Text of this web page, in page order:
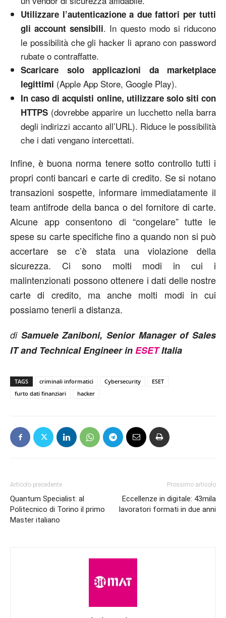
Utilizzare l’autenticazione a due fattori per tutti
gli account sensibili. In questo modo si riducono
le possibilità che gli hacker li aprano con password
rubate o contraffatte.
Scaricare solo applicazioni da marketplace
legittimi (Apple App Store, Google Play).
In caso di acquisti online, utilizzare solo siti con
HTTPS (dovrebbe apparire un lucchetto nella barra
degli indirizzi accanto all’URL). Riduce le possibilità
che i dati vengano intercettati.
Infine, è buona norma tenere sotto controllo tutti i
propri conti bancari e carte di credito. Se si notano
transazioni sospette, informare immediatamente il
team antifrode della banca o del fornitore di carte.
Alcune app consentono di “congelare” tutte le
spese su carte specifiche fino a quando non si può
accertare se c’è stata una violazione della
sicurezza. Ci sono molti modi in cui i
malintenzionati possono ottenere i dati delle nostre
carte di credito, ma anche molti modi in cui
possiamo tenerli a distanza.
diSamuele Zaniboni, Senior Manager of Sales
IT and Technical Engineer inESETItalia
TAGS criminali informatici Cybersecurity
ESET
furto dati finanziari
hacker
Articolo precedente
Quantum Specialist: al
Politecnico di Torino il primo
Master italiano
Prossimo articolo
Eccellenze in digitale: 43mila
lavoratori formati in due anni